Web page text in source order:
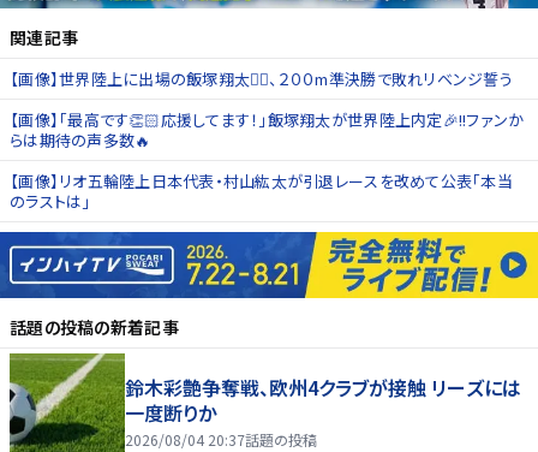
関連記事
【画像】世界陸上に出場の飯塚翔太🏃‍♂️、２００m準決勝で敗れリベンジ誓う
【画像】「最高です👏🏻応援してます！」飯塚翔太が世界陸上内定🎉!!ファンか
らは期待の声多数🔥
【画像】リオ五輪陸上日本代表・村山紘太が引退レースを改めて公表「本当
のラストは」
話題の投稿の新着記事
鈴木彩艶争奪戦、欧州4クラブが接触 リーズには
一度断りか
2026/08/04 20:37話題の投稿